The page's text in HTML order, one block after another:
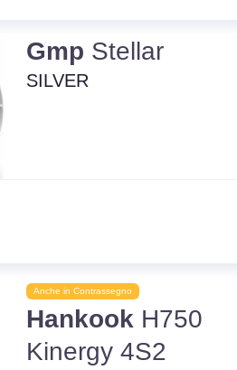
Gmp Stellar
SILVER
Anche in Contrassegno
Hankook H750
Kinergy 4S2